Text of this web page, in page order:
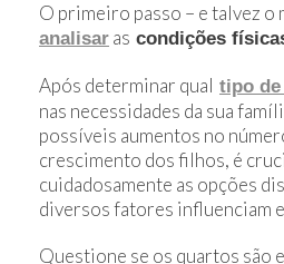
O primeiro passo – e talvez o
analisar as condições
Após determinar qual tipo de
nas necessidades da sua
possíveis aumentos no
crescimento dos filhos, é
cuidadosamente as opções
diversos fatores influenciam
Questione se os quartos são